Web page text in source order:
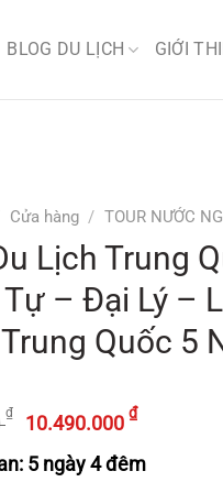
BLOG DU LỊCH GIỚI
Cửa hàng / TOUR NƯỚC
Lịch Trung
– Đại Lý –
Quốc 5
₫
Giá
gốc
là:
10.490.000 ₫Giá
tại
5 ngày 4 đêm